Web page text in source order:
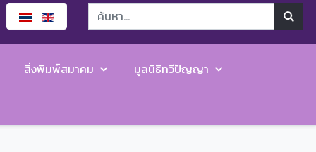
สิ่งพิมพ์สมาคม
มูลนิธิทวีปัญญา